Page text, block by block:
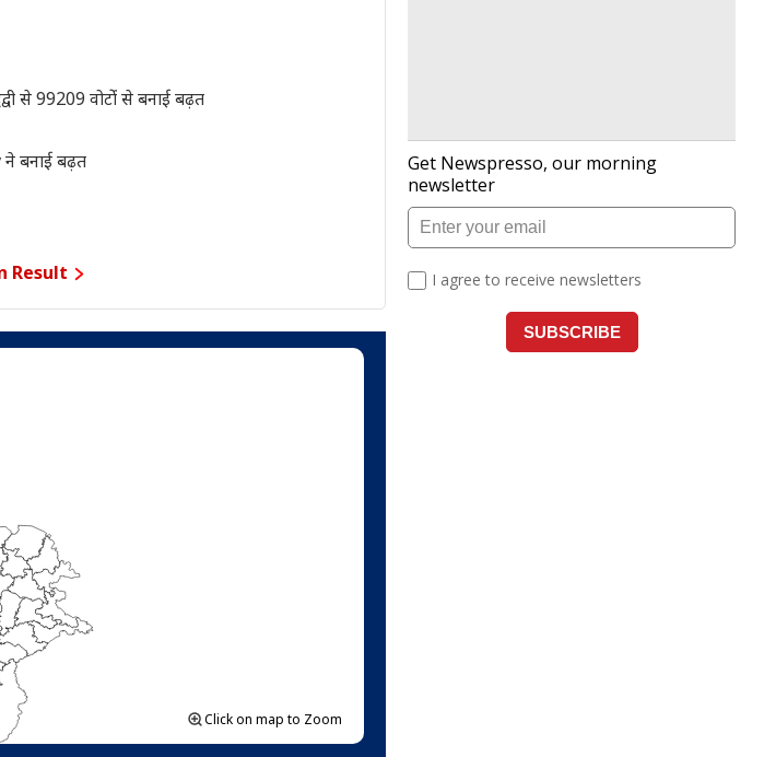
से 99209 वोटोंं से बनाई बढ़त
बनाई बढ़त
Result
Click on map to Zoom